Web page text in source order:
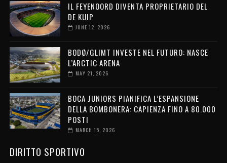
IL FEYENOORD DIVENTA PROPRIETARIO DEL
DE KUIP
JUNE 12, 2026
BODØ/GLIMT INVESTE NEL FUTURO: NASCE
L’ARCTIC ARENA
MAY 21, 2026
BOCA JUNIORS PIANIFICA L’ESPANSIONE
DELLA BOMBONERA: CAPIENZA FINO A 80.000
POSTI
MARCH 15, 2026
DIRITTO SPORTIVO